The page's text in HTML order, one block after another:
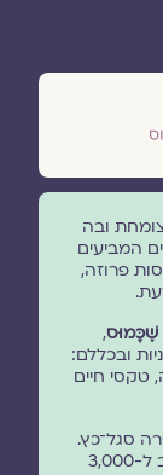
ובה
המביעים
פרוזה,
,
ובכללם:
טקסי חיים
שרה סגל־כץ.
עם הכניסה לשנת 2025 פורסמו בו קרוב ל-3,000